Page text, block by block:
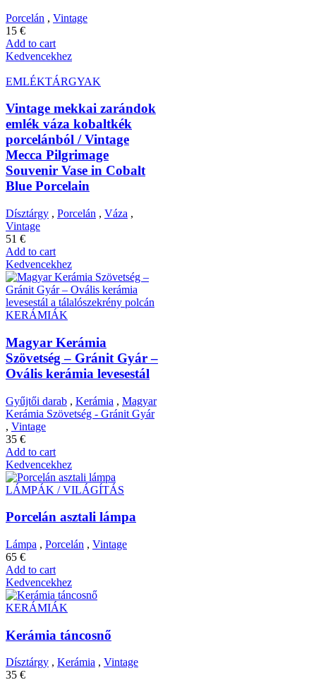
Porcelán , Vintage
15 €
Add to cart
Kedvencekhez
EMLÉKTÁRGYAK
Vintage mekkai zarándok
emlék váza kobaltkék
porcelánból / Vintage
Mecca Pilgrimage
Souvenir Vase in Cobalt
Blue Porcelain
Dísztárgy , Porcelán , Váza ,
Vintage
51 €
Add to cart
Kedvencekhez
KERÁMIÁK
Magyar Kerámia
Szövetség – Gránit Gyár –
Ovális kerámia levesestál
Gyűjtői darab , Kerámia , Magyar
Kerámia Szövetség - Gránit Gyár
, Vintage
35 €
Add to cart
Kedvencekhez
LÁMPÁK / VILÁGÍTÁS
Porcelán asztali lámpa
Lámpa , Porcelán , Vintage
65 €
Add to cart
Kedvencekhez
KERÁMIÁK
Kerámia táncosnő
Dísztárgy , Kerámia , Vintage
35 €